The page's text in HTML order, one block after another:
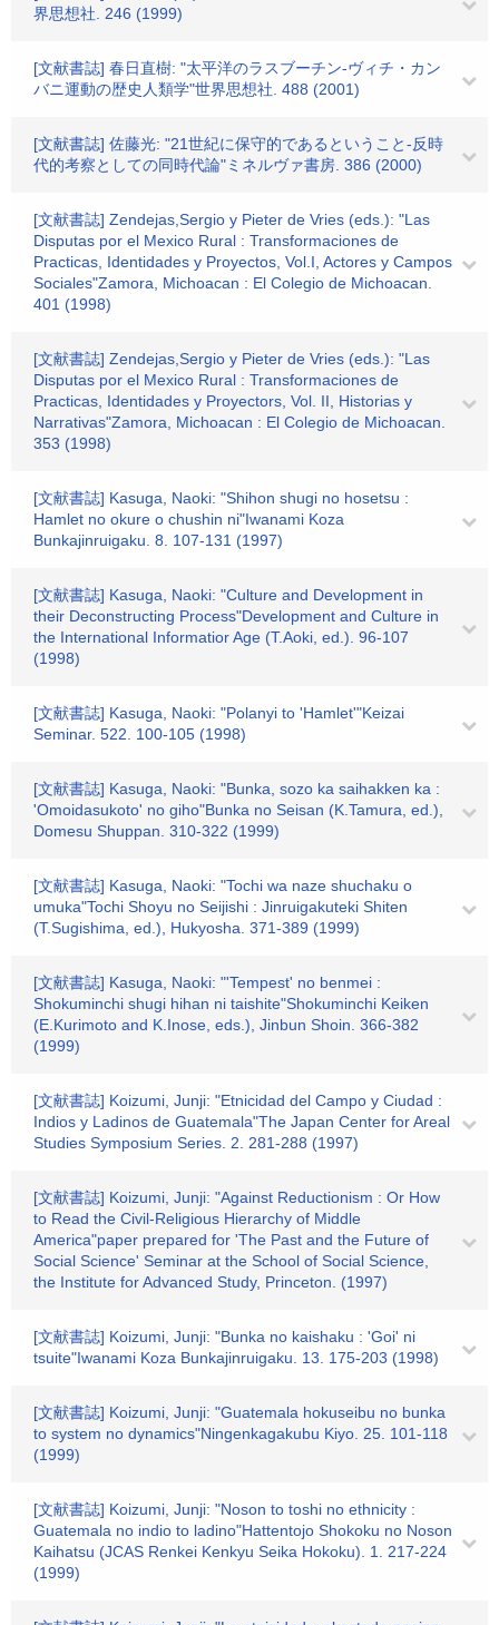
界思想社. 246 (1999)
[文献書誌] 春日直樹: "太平洋のラスブーチン-ヴィチ・カン
バニ運動の歴史人類学"世界思想社. 488 (2001)
[文献書誌] 佐藤光: "21世紀に保守的であるということ-反時
代的考察としての同時代論"ミネルヴァ書房. 386 (2000)
[文献書誌] Zendejas,Sergio y Pieter de Vries (eds.): "Las
Disputas por el Mexico Rural : Transformaciones de
Practicas, Identidades y Proyectos, Vol.I, Actores y Campos
Sociales"Zamora, Michoacan : El Colegio de Michoacan.
401 (1998)
[文献書誌] Zendejas,Sergio y Pieter de Vries (eds.): "Las
Disputas por el Mexico Rural : Transformaciones de
Practicas, Identidades y Proyectors, Vol. II, Historias y
Narrativas"Zamora, Michoacan : El Colegio de Michoacan.
353 (1998)
[文献書誌] Kasuga, Naoki: "Shihon shugi no hosetsu :
Hamlet no okure o chushin ni"Iwanami Koza
Bunkajinruigaku. 8. 107-131 (1997)
[文献書誌] Kasuga, Naoki: "Culture and Development in
their Deconstructing Process"Development and Culture in
the International Informatior Age (T.Aoki, ed.). 96-107
(1998)
[文献書誌] Kasuga, Naoki: "Polanyi to 'Hamlet'"Keizai
Seminar. 522. 100-105 (1998)
[文献書誌] Kasuga, Naoki: "Bunka, sozo ka saihakken ka :
'Omoidasukoto' no giho"Bunka no Seisan (K.Tamura, ed.),
Domesu Shuppan. 310-322 (1999)
[文献書誌] Kasuga, Naoki: "Tochi wa naze shuchaku o
umuka"Tochi Shoyu no Seijishi : Jinruigakuteki Shiten
(T.Sugishima, ed.), Hukyosha. 371-389 (1999)
[文献書誌] Kasuga, Naoki: "'Tempest' no benmei :
Shokuminchi shugi hihan ni taishite"Shokuminchi Keiken
(E.Kurimoto and K.Inose, eds.), Jinbun Shoin. 366-382
(1999)
[文献書誌] Koizumi, Junji: "Etnicidad del Campo y Ciudad :
Indios y Ladinos de Guatemala"The Japan Center for Areal
Studies Symposium Series. 2. 281-288 (1997)
[文献書誌] Koizumi, Junji: "Against Reductionism : Or How
to Read the Civil-Religious Hierarchy of Middle
America"paper prepared for 'The Past and the Future of
Social Science' Seminar at the School of Social Science,
the Institute for Advanced Study, Princeton. (1997)
[文献書誌] Koizumi, Junji: "Bunka no kaishaku : 'Goi' ni
tsuite"Iwanami Koza Bunkajinruigaku. 13. 175-203 (1998)
[文献書誌] Koizumi, Junji: "Guatemala hokuseibu no bunka
to system no dynamics"Ningenkagakubu Kiyo. 25. 101-118
(1999)
[文献書誌] Koizumi, Junji: "Noson to toshi no ethnicity :
Guatemala no indio to ladino"Hattentojo Shokoku no Noson
Kaihatsu (JCAS Renkei Kenkyu Seika Hokoku). 1. 217-224
(1999)